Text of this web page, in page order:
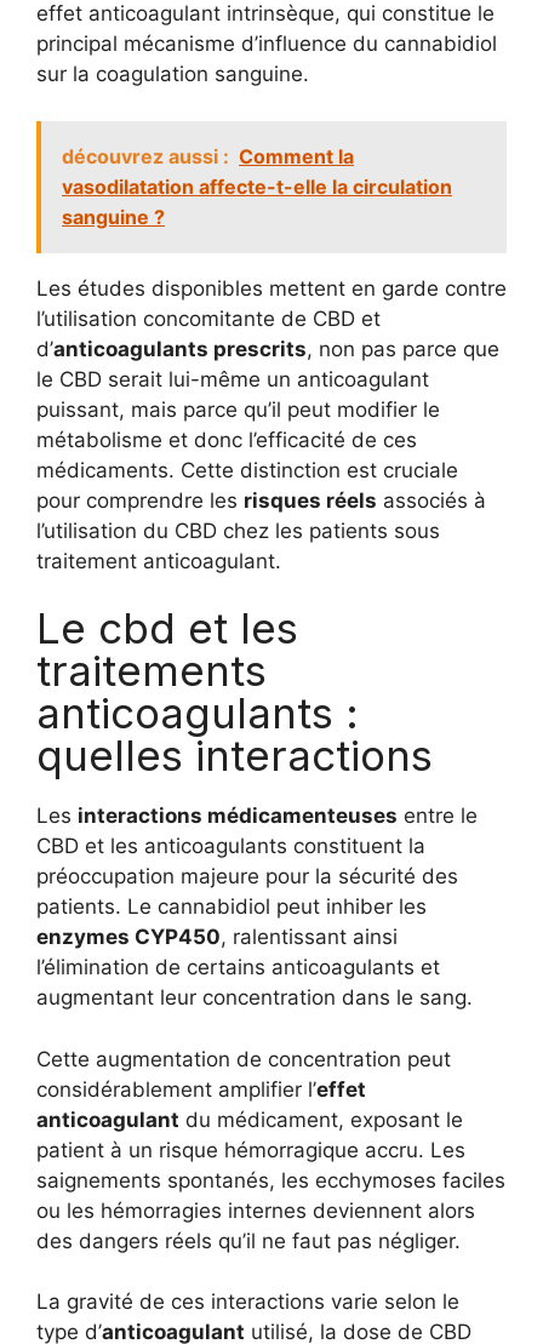
effet anticoagulant intrinsèque, qui constitue le
principal mécanisme d’influence du cannabidiol
sur la coagulation sanguine.
découvrez aussi : Comment la
vasodilatation affecte-t-elle la circulation
sanguine ?
Les études disponibles mettent en garde contre
l’utilisation concomitante de CBD et
d’anticoagulants prescrits, non pas parce que
le CBD serait lui-même un anticoagulant
puissant, mais parce qu’il peut modifier le
métabolisme et donc l’efficacité de ces
médicaments. Cette distinction est cruciale
pour comprendre les risques réels associés à
l’utilisation du CBD chez les patients sous
traitement anticoagulant.
Le cbd et les
traitements
anticoagulants :
quelles interactions
Les interactions médicamenteuses entre le
CBD et les anticoagulants constituent la
préoccupation majeure pour la sécurité des
patients. Le cannabidiol peut inhiber les
enzymes CYP450, ralentissant ainsi
l’élimination de certains anticoagulants et
augmentant leur concentration dans le sang.
Cette augmentation de concentration peut
considérablement amplifier l’effet
anticoagulant du médicament, exposant le
patient à un risque hémorragique accru. Les
saignements spontanés, les ecchymoses faciles
ou les hémorragies internes deviennent alors
des dangers réels qu’il ne faut pas négliger.
La gravité de ces interactions varie selon le
type d’anticoagulant utilisé, la dose de CBD